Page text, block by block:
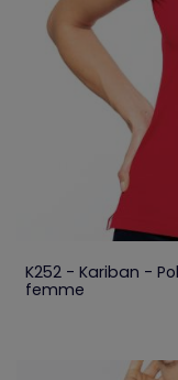
K252 - Kariban -
femme